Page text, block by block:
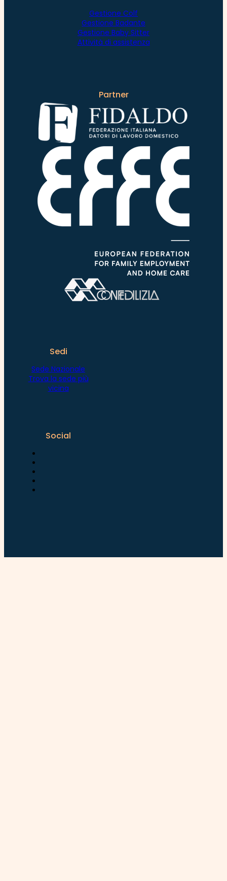
Gestione Colf
Gestione Badante
Gestione Baby Sitter
Attività di assistenza
Partner
Sedi
Sede Nazionale
Trova la sede più
vicina
Social